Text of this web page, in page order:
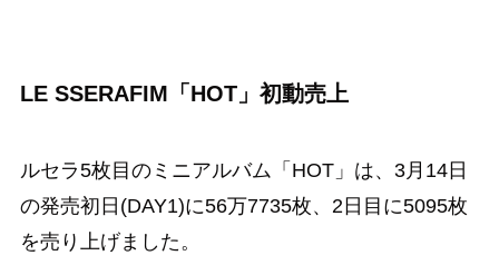
LE SSERAFIM「HOT」初動売上
ルセラ5枚目のミニアルバム「HOT」は、3月14日
の発売初日(DAY1)に56万7735枚、2日目に5095枚
を売り上げました。